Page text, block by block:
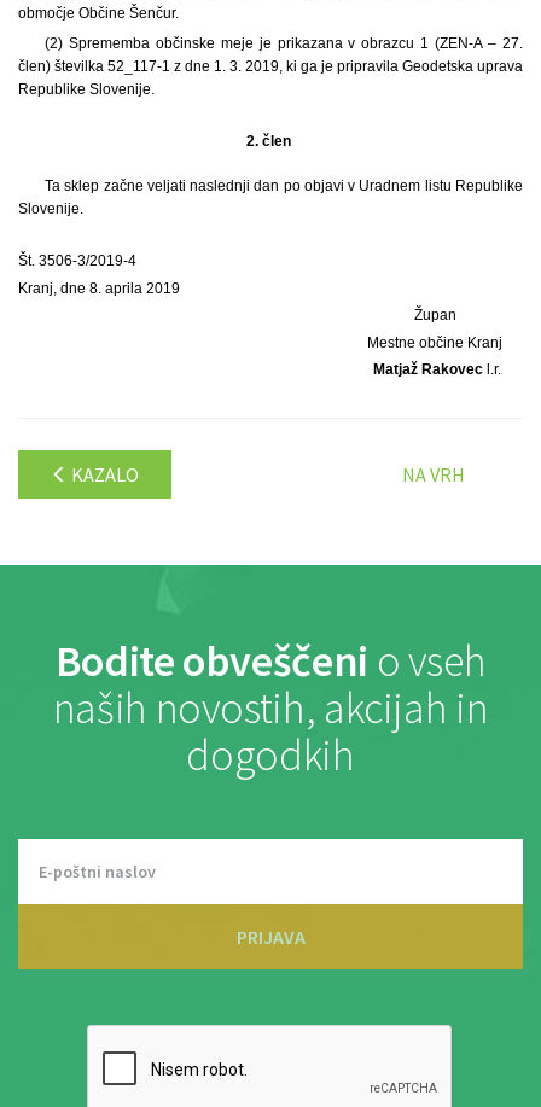
območje Občine Šenčur.
(2) Sprememba občinske meje je prikazana v obrazcu 1 (ZEN-A – 27.
člen) številka 52_117-1 z dne 1. 3. 2019, ki ga je pripravila Geodetska uprava
Republike Slovenije.
2. člen
Ta sklep začne veljati naslednji dan po objavi v Uradnem listu Republike
Slovenije.
Št. 3506-3/2019-4
Kranj, dne 8. aprila 2019
Župan
Mestne občine Kranj
Matjaž Rakovecl.r.
KAZALO NA VRH
Bodite obveščeni o vseh
naših novostih, akcijah in
dogodkih
PRIJAVA